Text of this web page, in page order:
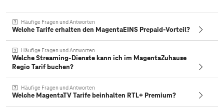
Häufige Fragen und Antworten
Welche Tarife erhalten den MagentaEINS Prepaid-Vorteil?
Häufige Fragen und Antworten
Welche Streaming-Dienste kann ich im MagentaZuhause
Regio Tarif buchen?
Häufige Fragen und Antworten
Welche MagentaTV Tarife beinhalten RTL+ Premium?